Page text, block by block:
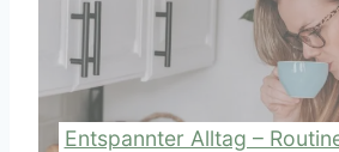
Entspannter Alltag –